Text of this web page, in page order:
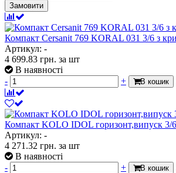
Замовити
Компакт Cersanit 769 KORAL 031 3/6 з
Артикул: -
4 699.83 грн. за шт
В наявності
-
+ В кошик
Компакт KOLО IDOL горизонт,випуск 3/
Артикул: -
4 271.32 грн. за шт
В наявності
-
+ В кошик